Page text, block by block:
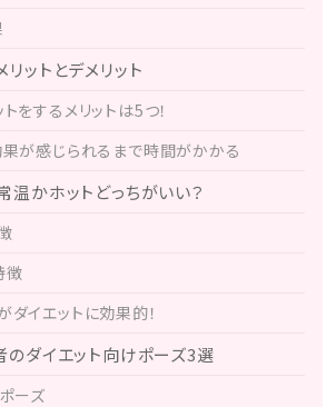
ットとデメリット
をするメリットは5つ！
果が感じられるまで時間がかかる
温かホットどっちがいい？
徴
イエットに効果的！
のダイエット向けポーズ3選
ーズ